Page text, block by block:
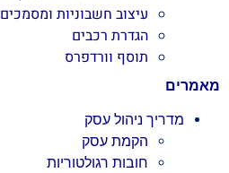
עיצוב חשבוניות ומסמכים
הגדרת רכבים
תוסף וורדפרס
מאמרים
מדריך ניהול עסק
הקמת עסק
חובות רגולטוריות